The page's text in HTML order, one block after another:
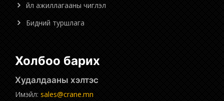
Үйл ажиллагааны чиглэл
Бидний туршлага
Холбоо барих
Худалдааны хэлтэс
Имэйл: sales@crane.mn